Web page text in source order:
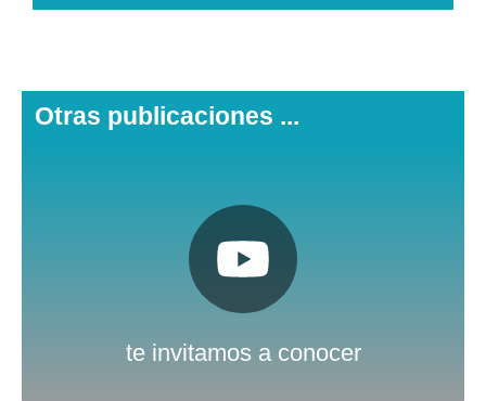
Otras publicaciones ...
te invitamos a conocer
Pulsa aquí